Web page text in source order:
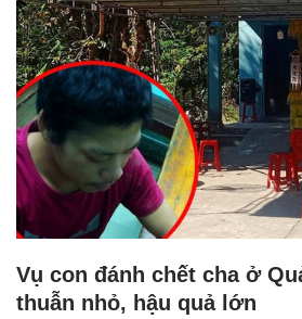
Vụ con đánh chết cha ở
thuẫn nhỏ, hậu quả lớn